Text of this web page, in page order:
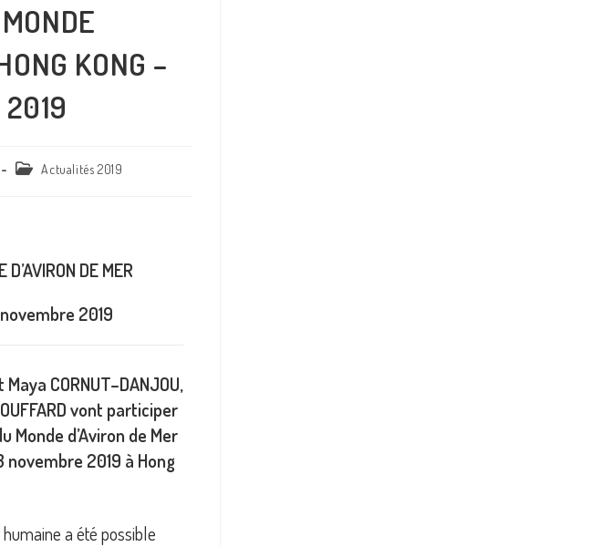
KONG –
Actualités 2019
DE MER
2019
CORNUT–DANJOU,
vont participer
Monde d’Aviron de Mer
novembre 2019 à Hong
a été possible